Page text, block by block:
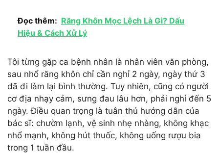
Đọc thêm: Răng Khôn Mọc Lệch Là Gì? Dấu
Hiệu & Cách Xử Lý
Tôi từng gặp ca bệnh nhân là nhân viên văn phòng,
sau nhổ răng khôn chỉ cần nghỉ 2 ngày, ngày thứ 3
đã đi làm lại bình thường. Tuy nhiên, cũng có người
cơ địa nhạy cảm, sưng đau lâu hơn, phải nghỉ đến 5
ngày. Điều quan trọng là tuân thủ hướng dẫn của
bác sĩ: chườm lạnh, vệ sinh nhẹ nhàng, không khạc
nhổ mạnh, không hút thuốc, không uống rượu bia
trong 1 tuần đầu.